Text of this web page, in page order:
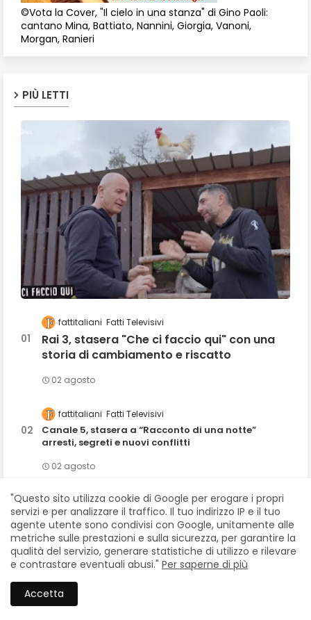
©Vota la Cover, "Il cielo in una stanza" di Gino Paoli:
cantano Mina, Battiato, Nannini, Giorgia, Vanoni,
Morgan, Ranieri
PIÙ LETTI
fattitaliani Fatti Televisivi
Rai 3, stasera "Che ci faccio qui" con una
storia di cambiamento e riscatto
02 agosto
fattitaliani Fatti Televisivi
Canale 5, stasera a “Racconto di una notte”
arresti, segreti e nuovi conflitti
02 agosto
fattitaliani Fatti Teatrali
TEATRO TOR BELLA MONACA, Gli spettacoli in scena
dal 4 al 9 agosto
02 agosto
Fattitaliani
Canale 5, stasera speciale "Ruota della Fortuna"
"Questo sito utilizza cookie di Google per erogare i propri
servizi e per analizzare il traffico. Il tuo indirizzo IP e il tuo
agente utente sono condivisi con Google, unitamente alle
metriche sulle prestazioni e sulla sicurezza, per garantire la
qualità del servizio, generare statistiche di utilizzo e rilevare
e contrastare eventuali abusi." Per saperne di più
Accetta